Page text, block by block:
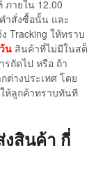
ภายใน 12.00
ำสั่งซื้อนั้น และ
Tracking ให้ทราบ
นสินค้าที่ไม่มีในสต็
รถัดไป หรือ ถ้า
ต่างประเทศ โดย
ห้ลูกค้าทราบทันที
งสินค้า กี่